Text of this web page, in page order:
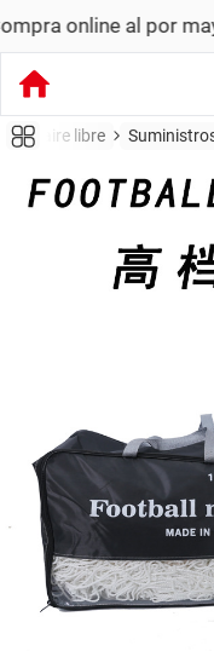
online al por mayor
al aire libre